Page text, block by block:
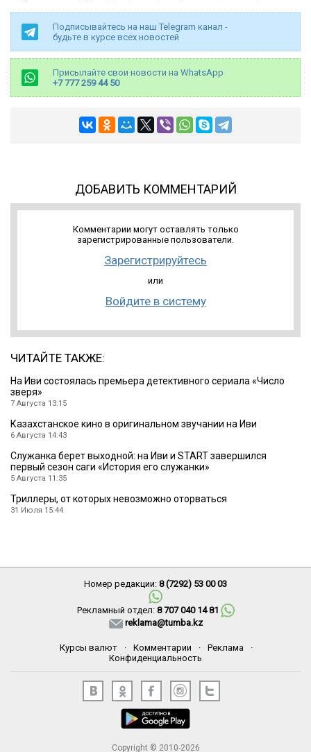
Подписывайтесь на наш Telegram канал -
будьте в курсе всех новостей
Присылайте свои новости на WhatsApp
+7 777 259 44 50
ДОБАВИТЬ КОММЕНТАРИЙ
Комментарии могут оставлять только
зарегистрированные пользователи.
Зарегистрируйтесь
или
Войдите в систему
ЧИТАЙТЕ ТАКЖЕ:
На Иви состоялась премьера детективного сериала «Число
зверя»
7 Августа 13:15
Казахстанское кино в оригинальном звучании на Иви
6 Августа 14:43
Служанка берет выходной: на Иви и START завершился
первый сезон саги «История его служанки»
5 Августа 11:35
Триллеры, от которых невозможно оторваться
31 Июля 15:44
Номер редакции: 8 (7292) 53 00 03
Рекламный отдел: 8 707 040 14 81
reklama@tumba.kz
Курсы валют · Комментарии · Реклама
·
Конфиденциальность
Copyright © 2010-2026